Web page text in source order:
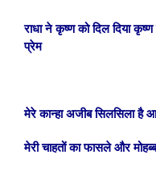
राधा ने कृष्ण को दिल दिया
प्रेम
मेरे कान्हा अजीब सिलसिला है
मेरी चाहतों का फासले और